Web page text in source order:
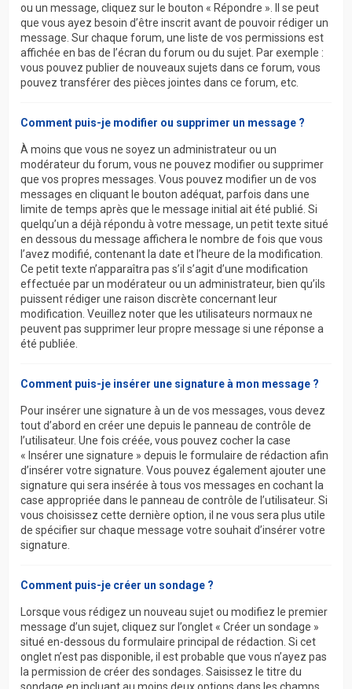
ou un message, cliquez sur le bouton « Répondre ». Il se peut
que vous ayez besoin d’être inscrit avant de pouvoir rédiger un
message. Sur chaque forum, une liste de vos permissions est
affichée en bas de l’écran du forum ou du sujet. Par exemple :
vous pouvez publier de nouveaux sujets dans ce forum, vous
pouvez transférer des pièces jointes dans ce forum, etc.
Comment puis-je modifier ou supprimer un message ?
À moins que vous ne soyez un administrateur ou un
modérateur du forum, vous ne pouvez modifier ou supprimer
que vos propres messages. Vous pouvez modifier un de vos
messages en cliquant le bouton adéquat, parfois dans une
limite de temps après que le message initial ait été publié. Si
quelqu’un a déjà répondu à votre message, un petit texte situé
en dessous du message affichera le nombre de fois que vous
l’avez modifié, contenant la date et l’heure de la modification.
Ce petit texte n’apparaîtra pas s’il s’agit d’une modification
effectuée par un modérateur ou un administrateur, bien qu’ils
puissent rédiger une raison discrète concernant leur
modification. Veuillez noter que les utilisateurs normaux ne
peuvent pas supprimer leur propre message si une réponse a
été publiée.
Comment puis-je insérer une signature à mon message ?
Pour insérer une signature à un de vos messages, vous devez
tout d’abord en créer une depuis le panneau de contrôle de
l’utilisateur. Une fois créée, vous pouvez cocher la case
« Insérer une signature » depuis le formulaire de rédaction afin
d’insérer votre signature. Vous pouvez également ajouter une
signature qui sera insérée à tous vos messages en cochant la
case appropriée dans le panneau de contrôle de l’utilisateur. Si
vous choisissez cette dernière option, il ne vous sera plus utile
de spécifier sur chaque message votre souhait d’insérer votre
signature.
Comment puis-je créer un sondage ?
Lorsque vous rédigez un nouveau sujet ou modifiez le premier
message d’un sujet, cliquez sur l’onglet « Créer un sondage »
situé en-dessous du formulaire principal de rédaction. Si cet
onglet n’est pas disponible, il est probable que vous n’ayez pas
la permission de créer des sondages. Saisissez le titre du